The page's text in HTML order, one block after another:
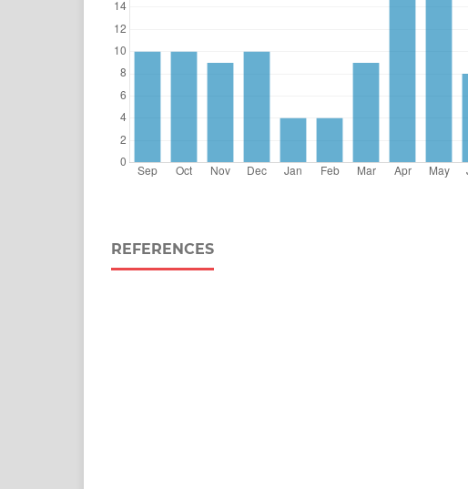
REFERENCES